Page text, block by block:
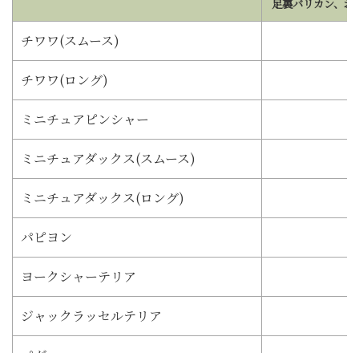
足裏バリカン、
チワワ(スムース)
チワワ(ロング)
ミニチュアピンシャー
ミニチュアダックス(スムース)
ミニチュアダックス(ロング)
パピヨン
ヨークシャーテリア
ジャックラッセルテリア